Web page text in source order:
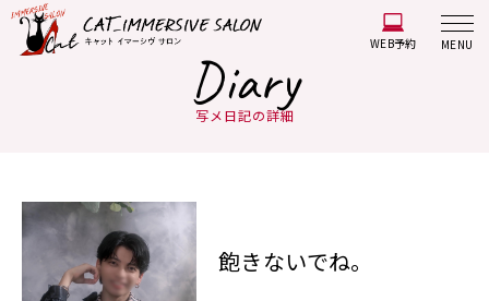
WEB予約 MENU
Diary
写メ日記の詳細
飽きないでね。